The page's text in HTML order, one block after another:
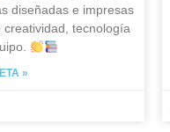
diseñadas e impresas
creatividad, tecnología
»